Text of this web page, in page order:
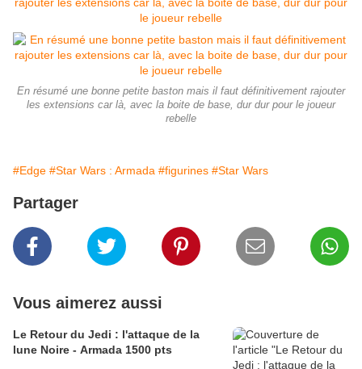
En résumé une bonne petite baston mais il faut définitivement rajouter
les extensions car là, avec la boite de base, dur dur pour le joueur
rebelle
#Edge #Star Wars : Armada #figurines #Star Wars
Partager
Vous aimerez aussi
Le Retour du Jedi : l'attaque de la
lune Noire - Armada 1500 pts